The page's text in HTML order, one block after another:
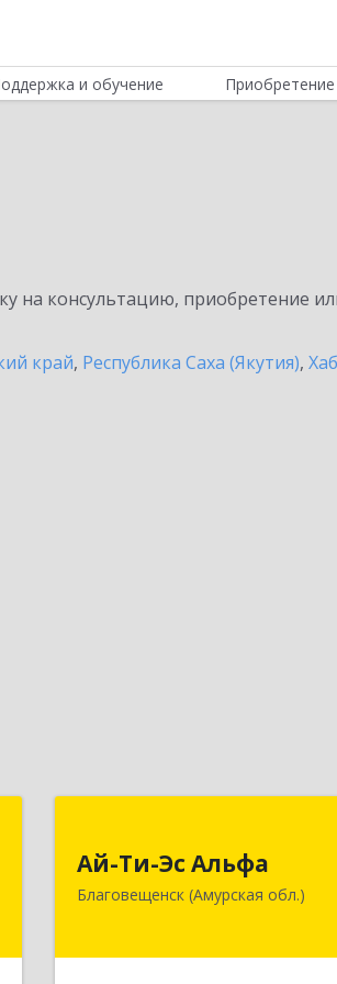
и обучение
на консультацию, приобретение
край, Республика Саха (Якутия),
Ай-Ти-Эс Альфа
Благовещенск (Амурская обл.)
675000, Амурская обл,
г, Зейская ул, дом №